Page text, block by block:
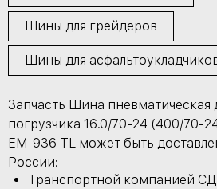
Шины для грейдеров
Шины для
Запчасть Шина пневматическая
погрузчика 16.0/70-24 (400/70-
EM-936 TL может быть
России:
Транспортной компанией